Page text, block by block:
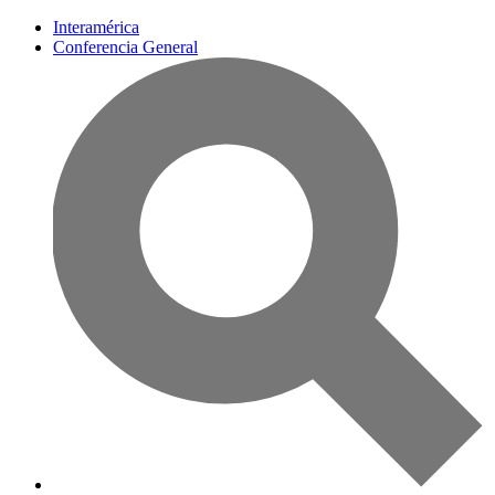
Interamérica
Conferencia General